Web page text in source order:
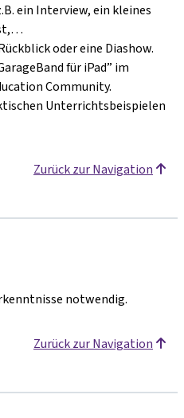
ein Interview, ein kleines
oder eine Diashow.
für iPad” im
Community.
Unterrichtsbeispielen
Zurück zur Navigation
notwendig.
Zurück zur Navigation